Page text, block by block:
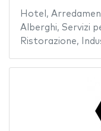
Hotel ,
Alberghi, Servizi
Ristorazione,